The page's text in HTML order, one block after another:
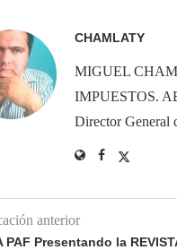
CHAMLATY
MIGUEL
IMPUESTOS.
Director
anterior
PAF Presentando la